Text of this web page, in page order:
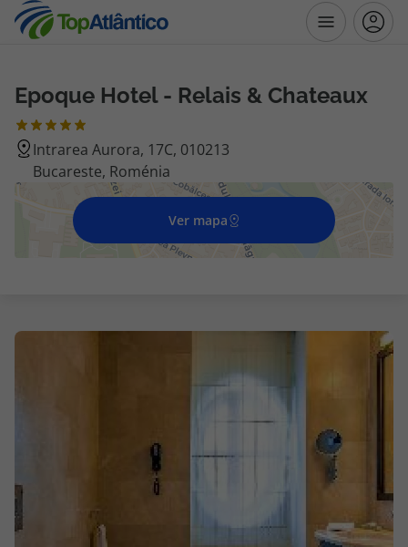
Destinos
Voos
Hotéis
Voos + Hotel
Promoções
Especialistas
Epoque Hotel - Relais & Chateaux
Intrarea Aurora, 17C, 010213
Bucareste, Roménia
Ver mapa